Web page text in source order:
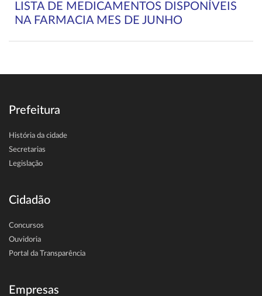
LISTA DE MEDICAMENTOS DISPONÍVEIS
NA FARMACIA MES DE JUNHO
Prefeitura
História da cidade
Secretarias
Legislação
Cidadão
Concursos
Ouvidoria
Portal da Transparência
Empresas